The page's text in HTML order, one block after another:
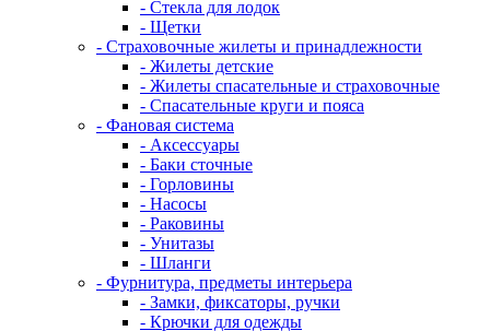
- Стекла для лодок
- Щетки
- Страховочные жилеты и принадлежности
- Жилеты детские
- Жилеты спасательные и страховочные
- Спасательные круги и пояса
- Фановая система
- Аксессуары
- Баки сточные
- Горловины
- Насосы
- Раковины
- Унитазы
- Шланги
- Фурнитура, предметы интерьера
- Замки, фиксаторы, ручки
- Крючки для одежды